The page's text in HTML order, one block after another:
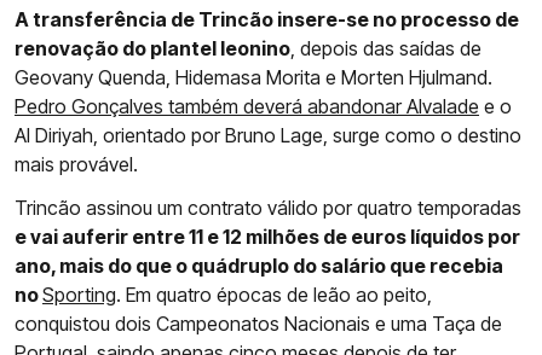
A transferência de Trincão insere-se no processo de
renovação do plantel leonino , depois das saídas de
Geovany Quenda, Hidemasa Morita e Morten Hjulmand.
Pedro Gonçalves também deverá abandonar Alvalade e o
Al Diriyah, orientado por Bruno Lage, surge como o destino
mais provável.
Trincão assinou um contrato válido por quatro temporadas
e vai auferir entre 11 e 12 milhões de euros líquidos por
ano, mais do que o quádruplo do salário que recebia
noSporting. Em quatro épocas de leão ao peito,
conquistou dois Campeonatos Nacionais e uma Taça de